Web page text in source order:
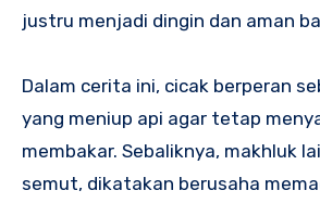
justru menjadi dingin dan aman
Dalam cerita ini, cicak berperan
yang meniup api agar tetap
membakar. Sebaliknya, makhluk
semut, dikatakan berusaha